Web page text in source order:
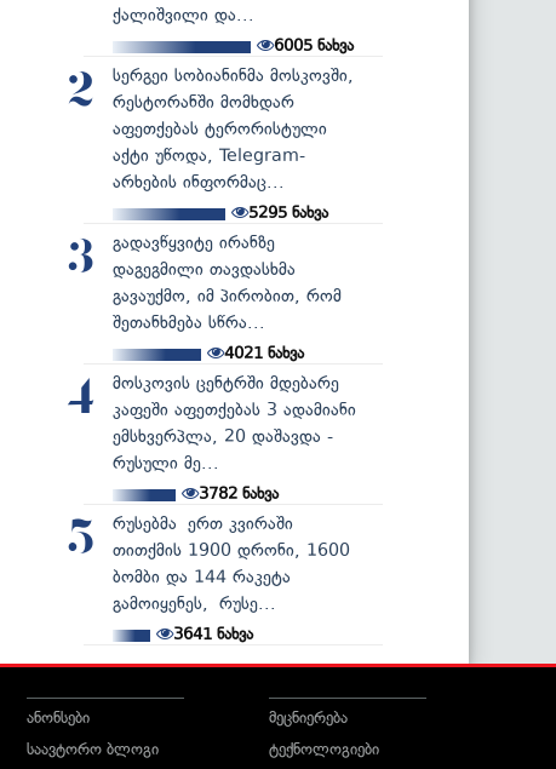
ქალიშვილი და...
6005 ნახვა
2
სერგეი სობიანინმა მოსკოვში,
რესტორანში მომხდარ
აფეთქებას ტერორისტული
აქტი უწოდა, Telegram-
არხების ინფორმაც...
5295 ნახვა
3
გადავწყვიტე ირანზე
დაგეგმილი თავდასხმა
გავაუქმო, იმ პირობით, რომ
შეთანხმება სწრა...
4021ნახვა
4
მოსკოვის ცენტრში მდებარე
კაფეში აფეთქებას 3 ადამიანი
ემსხვერპლა, 20 დაშავდა -
რუსული მე...
3782ნახვა
5
რუსებმა ერთ კვირაში
თითქმის 1900 დრონი, 1600
ბომბი და 144 რაკეტა
გამოიყენეს, რუსე...
3641 ნახვა
ანონსები
საავტორო ბლოგი
მეცნიერება
ტექნოლოგიები